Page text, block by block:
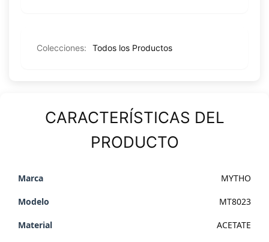
Colecciones: Todos los Productos
CARACTERÍSTICAS DEL
PRODUCTO
MYTHO
MT8023
ACETATE